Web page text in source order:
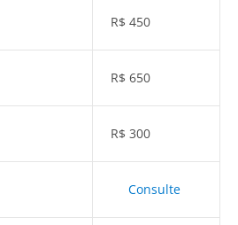
R$ 450
R$ 650
R$ 300
Consulte